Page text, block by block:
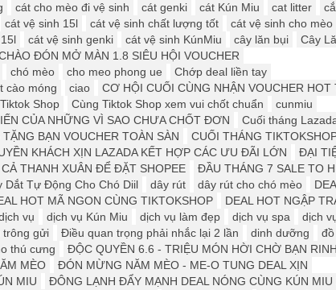
cát cho mèo đi vệ sinh cát genki cát Kún Miu cat litter
cát vệ sinh 15l cát vệ sinh chất lượng tốt
cát vệ sinh cho mèo
cát vệ sinh genki cát vệ sinh KúnMiu cây lăn bụi
Cây
ĐÓN MỞ MÀN 1.8 SIÊU HỘI VOUCHER
chó mèo cho meo phong ue
Chớp deal liền tay
cào móng ciao
CƠ HỘI CUỐI CÙNG NHẬN VOUCHER HOT
Shop Cùng Tiktok Shop xem vui chốt chuẩn
cunmiu
CỦA NHỮNG VÌ SAO CHƯA CHỐT ĐƠN
Cuối tháng
BẠN VOUCHER TOÀN SÀN
CUỐI THÁNG
KHÁCH XỊN LAZADA KẾT HỢP CÁC ƯU ĐÃI LỚN
ĐẠI
CẢ THANH XUÂN ĐỂ ĐẶT SHOPEE
ĐẦU THÁNG 7 SALE TO
Dắt Tự Động Cho Chó Diil dây rút dây rút cho chó mèo
HOT MÃ NGON CÙNG TIKTOKSHOP
DEAL HOT NGẬP
vụ dịch vụ Kún Miu dịch vụ làm đẹp dịch vụ spa
dịch
trông gửi Điều quan trọng phải nhắc lại 2 lần dinh dưỡng
thú cưng
ĐỘC QUYỀN 6.6 - TRIỆU MÓN HỜI CHỜ BẠN
MÈO
ĐÓN MỪNG NĂM MÈO - ME-O TUNG DEAL XỊN
MIU
ĐÔNG LẠNH ĐẨY MẠNH DEAL NÓNG CÙNG KÚN MIU